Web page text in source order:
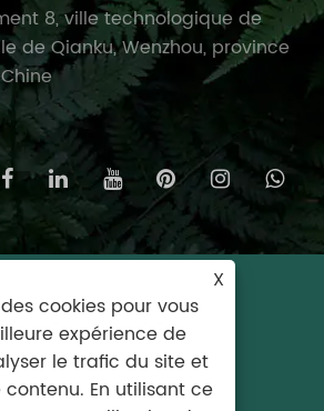
8, ville technologique de
de Qianku, Wenzhou, province
Wenzhou Meishijie
Co., Ltd. Tous droits
|RSS|XML|politique de
X
cookies pour vous
expérience de
le trafic du site et
En utilisant ce